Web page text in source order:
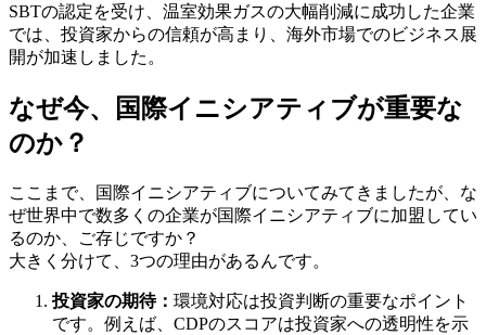
SBTの認定を受け、温室効果ガスの大幅削減に成功した企業
では、投資家からの信頼が高まり、海外市場でのビジネス展
開が加速しました。
なぜ今、国際イニシアティブが重要な
のか？
ここまで、国際イニシアティブについてみてきましたが、な
ぜ世界中で数多くの企業が国際イニシアティブに加盟してい
るのか、ご存じですか？
大きく分けて、3つの理由があるんです。
投資家の期待： 環境対応は投資判断の重要なポイント
です。例えば、CDPのスコアは投資家への透明性を示